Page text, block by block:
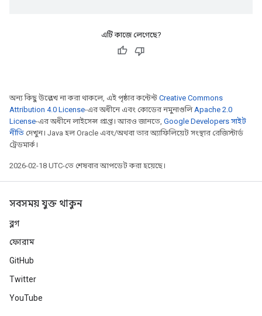
এটি কাজে লেগেছে?
অন্য কিছু উল্লেখ না করা থাকলে, এই পৃষ্ঠার কন্টেন্ট Creative Commons
Attribution 4.0 License-এর অধীনে এবং কোডের নমুনাগুলিApache 2.0
License-এর অধীনে লাইসেন্স প্রাপ্ত। আরও জানতে, Google Developers সাইট
নীতি দেখুন। Java হল Oracle এবং/অথবা তার অ্যাফিলিয়েট সংস্থার রেজিস্টার্ড
ট্রেডমার্ক।
2026-02-18 UTC-তে শেষবার আপডেট করা হয়েছে।
সবসময় যুক্ত থাকুন
ব্লগ
ফোরাম
GitHub
Twitter
YouTube